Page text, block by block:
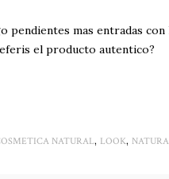
pendientes mas entradas
el producto autentico?
NATURAL, LOOK,